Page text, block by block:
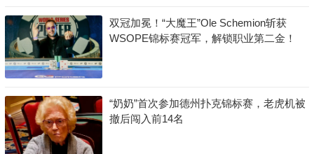
双冠加冕！“大魔王”Ole Schemion斩获
WSOPE锦标赛冠军，解锁职业第二金！
“奶奶”首次参加德州扑克锦标赛，老虎机被
撤后闯入前14名